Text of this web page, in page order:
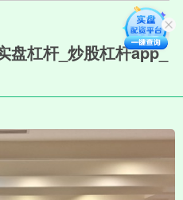
盘杠杆_炒股杠杆app_